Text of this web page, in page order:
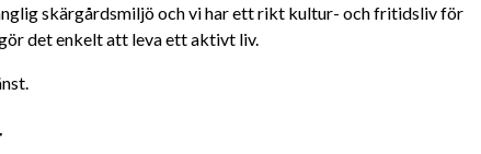
skärgårdsmiljö och vi har ett rikt kultur- och fritidsliv för
det enkelt att leva ett aktivt liv.